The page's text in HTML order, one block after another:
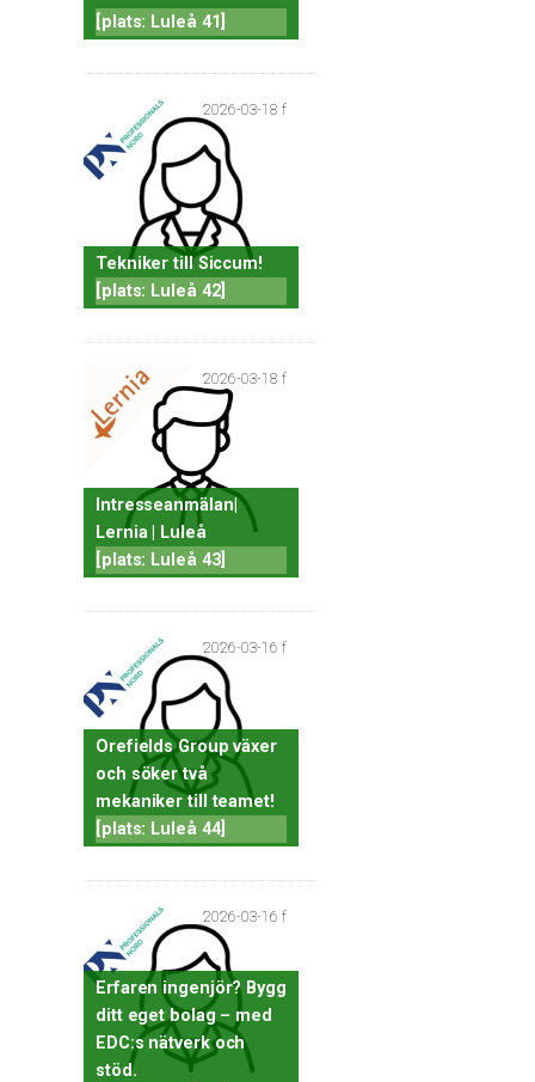
[plats: Luleå 41]
2026-03-18 f
Tekniker till Siccum!
[plats: Luleå 42]
2026-03-18 f
Intresseanmälan|
Lernia | Luleå
[plats: Luleå 43]
2026-03-16 f
Orefields Group växer
och söker två
mekaniker till teamet!
[plats: Luleå 44]
2026-03-16 f
Erfaren ingenjör? Bygg
ditt eget bolag – med
EDC:s nätverk och
stöd.